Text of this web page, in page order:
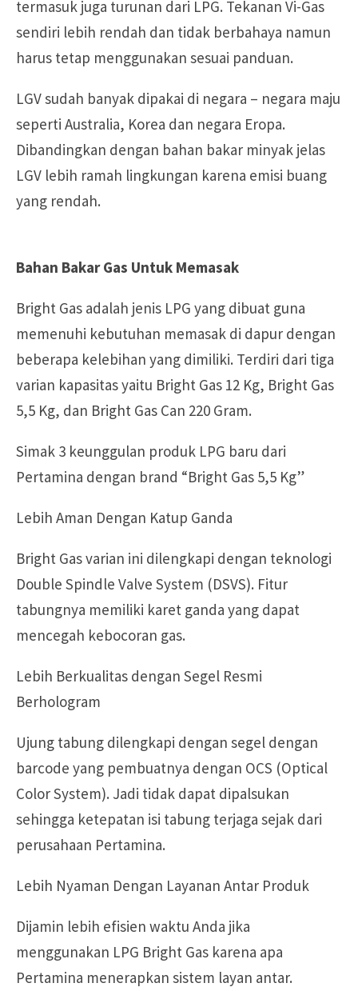
termasuk juga turunan dari LPG. Tekanan Vi-Gas
sendiri lebih rendah dan tidak berbahaya namun
harus tetap menggunakan sesuai panduan.
LGV sudah banyak dipakai di negara – negara maju
seperti Australia, Korea dan negara Eropa.
Dibandingkan dengan bahan bakar minyak jelas
LGV lebih ramah lingkungan karena emisi buang
yang rendah.
Bahan Bakar Gas Untuk Memasak
Bright Gas adalah jenis LPG yang dibuat guna
memenuhi kebutuhan memasak di dapur dengan
beberapa kelebihan yang dimiliki. Terdiri dari tiga
varian kapasitas yaitu Bright Gas 12 Kg, Bright Gas
5,5 Kg, dan Bright Gas Can 220 Gram.
Simak 3 keunggulan produk LPG baru dari
Pertamina dengan brand “Bright Gas 5,5 Kg”
Lebih Aman Dengan Katup Ganda
Bright Gas varian ini dilengkapi dengan teknologi
Double Spindle Valve System (DSVS). Fitur
tabungnya memiliki karet ganda yang dapat
mencegah kebocoran gas.
Lebih Berkualitas dengan Segel Resmi
Berhologram
Ujung tabung dilengkapi dengan segel dengan
barcode yang pembuatnya dengan OCS (Optical
Color System). Jadi tidak dapat dipalsukan
sehingga ketepatan isi tabung terjaga sejak dari
perusahaan Pertamina.
Lebih Nyaman Dengan Layanan Antar Produk
Dijamin lebih efisien waktu Anda jika
menggunakan LPG Bright Gas karena apa
Pertamina menerapkan sistem layan antar.